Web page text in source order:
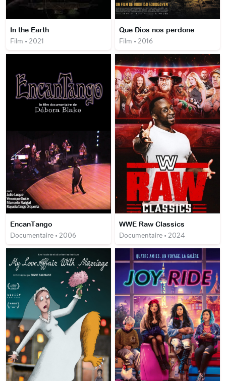
In the Earth
Film • 2021
Que Dios nos perdone
Film • 2016
EncanTango
Documentaire • 2006
WWE Raw Classics
Documentaire • 2024